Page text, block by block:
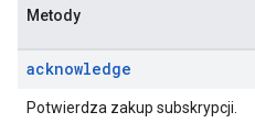
Metody
acknowledge
Potwierdza zakup subskrypcji.